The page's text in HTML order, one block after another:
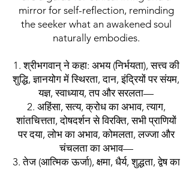
mirror for self-reflection, reminding
the seeker what an awakened soul
naturally embodies.
श्रीभगवान् ने कहा: अभय (निर्भयता), सत्त्व की
शुद्धि, ज्ञानयोग में स्थिरता, दान, इंद्रियों पर संयम,
यज्ञ, स्वाध्याय, तप और सरलता—
अहिंसा, सत्य, क्रोध का अभाव, त्याग,
शांतचित्तता, दोषदर्शन से विरक्ति, सभी प्राणियों
पर दया, लोभ का अभाव, कोमलता, लज्जा और
चंचलता का अभाव—
तेज (आत्मिक ऊर्जा), क्षमा, धैर्य, शुद्धता, द्वेष का